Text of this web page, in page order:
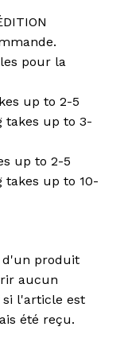
pour la
up to 2-5
takes up to 3-
up to 2-5
takes up to 10-
d'un produit
aucun
si l'article est
été reçu.